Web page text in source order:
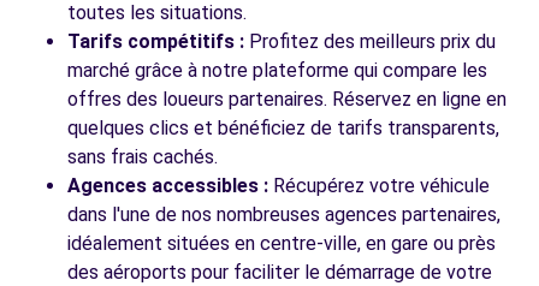
toutes les situations.
Tarifs compétitifs : Profitez des meilleurs prix du
marché grâce à notre plateforme qui compare les
offres des loueurs partenaires. Réservez en ligne en
quelques clics et bénéficiez de tarifs transparents,
sans frais cachés.
Agences accessibles : Récupérez votre véhicule
dans l'une de nos nombreuses agences partenaires,
idéalement situées en centre-ville, en gare ou près
des aéroports pour faciliter le démarrage de votre